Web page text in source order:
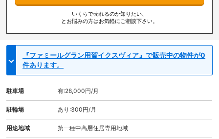
いくらで売れるのか知りたい、
とお悩みの方はお気軽にご相談下さい。
『ファミールグラン用賀イクスヴィア』で販売中の物件が0
件あります。
駐車場 有:28,000円/月
駐輪場 あり:300円/月
用途地域 第一種中高層住居専用地域